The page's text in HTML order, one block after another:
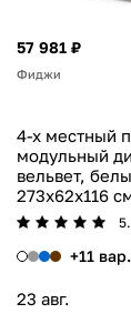
57 981 ₽
Фиджи
4-х местный
модульный
вельвет,
273x62x116
+11 вар.
23 авг.